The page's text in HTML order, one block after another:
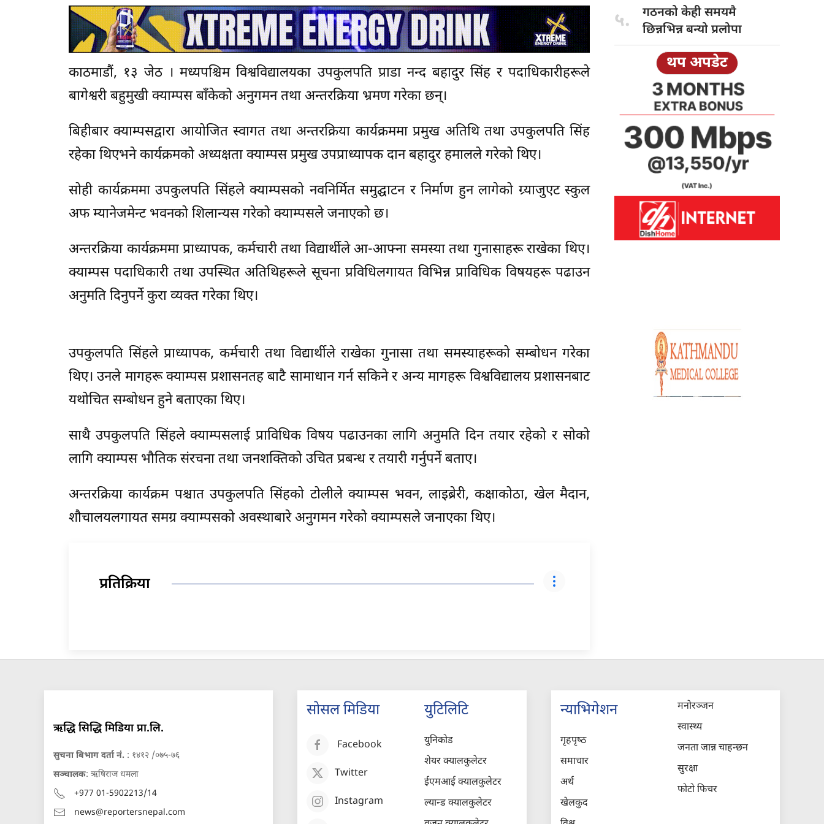
काठमाडौं, १३ जेठ । मध्यपश्चिम विश्वविद्यालयका उपकुलपति प्राडा नन्द बहादुर सिंह र पदाधिकारीहरूले
बागेश्वरी बहुमुखी क्याम्पस बाँकेको अनुगमन तथा अन्तरक्रिया भ्रमण गरेका छन्।
बिहीबार क्याम्पसद्वारा आयोजित स्वागत तथा अन्तरक्रिया कार्यक्रममा प्रमुख अतिथि तथा उपकुलपति सिंह
रहेका थिएभने कार्यक्रमको अध्यक्षता क्याम्पस प्रमुख उपप्राध्यापक दान बहादुर हमालले गरेको थिए।
सोही कार्यक्रममा उपकुलपति सिंहले क्याम्पसको नवनिर्मित समुद्घाटन र निर्माण हुन लागेको ग्र्याजुएट स्कुल
अफ म्यानेजमेन्ट भवनको शिलान्यस गरेको क्याम्पसले जनाएको छ।
अन्तरक्रिया कार्यक्रममा प्राध्यापक, कर्मचारी तथा विद्यार्थीले आ-आफ्ना समस्या तथा गुनासाहरू राखेका थिए।
क्याम्पस पदाधिकारी तथा उपस्थित अतिथिहरूले सूचना प्रविधिलगायत विभिन्न प्राविधिक विषयहरू पढाउन
अनुमति दिनुपर्ने कुरा व्यक्त गरेका थिए।
उपकुलपति सिंहले प्राध्यापक, कर्मचारी तथा विद्यार्थीले राखेका गुनासा तथा समस्याहरूको सम्बोधन गरेका
थिए। उनले मागहरू क्याम्पस प्रशासनतह बाटै सामाधान गर्न सकिने र अन्य मागहरू विश्वविद्यालय प्रशासनबाट
यथोचित सम्बोधन हुने बताएका थिए।
साथै उपकुलपति सिंहले क्याम्पसलाई प्राविधिक विषय पढाउनका लागि अनुमति दिन तयार रहेको र सोको
लागि क्याम्पस भौतिक संरचना तथा जनशक्तिको उचित प्रबन्ध र तयारी गर्नुपर्ने बताए।
अन्तरक्रिया कार्यक्रम पश्चात उपकुलपति सिंहको टोलीले क्याम्पस भवन, लाइब्रेरी, कक्षाकोठा, खेल मैदान,
शौचालयलगायत समग्र क्याम्पसको अवस्थाबारे अनुगमन गरेको क्याम्पसले जनाएका थिए।
प्रतिक्रिया
५. गठनको केहीसमयमै
छिन्नभिन्न बन्यो प्रलोपा
थप अपडेट
ऋद्धि सिद्धि मिडिया प्रा.लि.
सुचना बिभाग दर्ता नं. : १४१२ /०७५-७६
सञ्चालक: ऋषिराज धमला
+977 01-5902213/14
news@reportersnepal.com
सोसल मिडिया
Facebook
Twitter
Instagram
युटिलिटि
युनिकोड
शेयर क्यालकुलेटर
ईएमआई क्यालकुलेटर
ल्यान्ड क्यालकुलेटर
न्याभिगेशन
गृहपृष्‍ठ
समाचार
अर्थ
खेलकुद
मनोरञ्जन
स्वास्थ्य
जनता जान्न चाहन्छन
सुरक्षा
फोटो फिचर